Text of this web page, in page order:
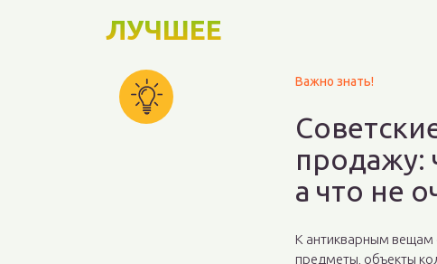
ЛУЧШЕЕ
Важно знать!
продажу:
а что не
К антикварным вещам
предметы, объекты